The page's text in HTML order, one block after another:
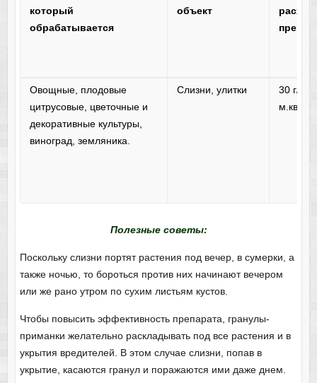
который
обрабатывается
объект
Овощные, плодовые
цитрусовые, цветочные и
декоративные культуры,
виноград, земляника.
Слизни, улитки
30 г/10
м.кв.
Полезные советы:
Поскольку слизни портят растения под вечер, в сумерки, а
также ночью, то бороться против них начинают вечером
или же рано утром по сухим листьям кустов.
Чтобы повысить эффективность препарата, гранулы-
приманки желательно раскладывать под все растения и в
укрытия вредителей. В этом случае слизни, попав в
укрытие, касаются гранул и поражаются ими даже днем.